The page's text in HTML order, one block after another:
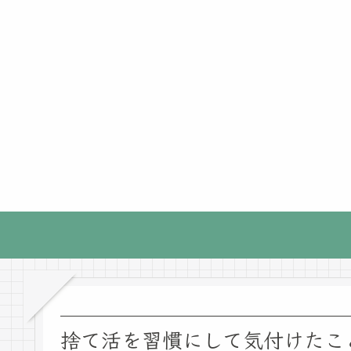
捨て活を習慣にして気付けた